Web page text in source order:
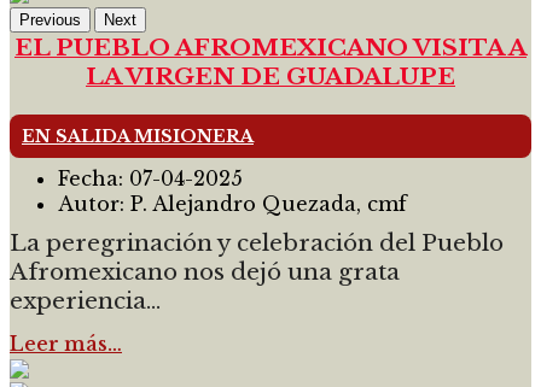
Previous Next
EL PUEBLO AFROMEXICANO VISITA A
LA VIRGEN DE GUADALUPE
EN SALIDA MISIONERA
Fecha: 07-04-2025
Autor: P. Alejandro Quezada, cmf
La peregrinación y celebración del Pueblo
Afromexicano nos dejó una grata
experiencia...
Leer más…